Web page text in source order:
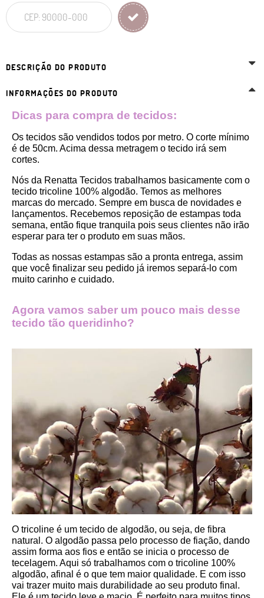
DESCRIÇÃO DO PRODUTO
INFORMAÇÕES DO PRODUTO
Dicas para compra de tecidos:
Os tecidos são vendidos todos por metro. O corte mínimo
é de 50cm. Acima dessa metragem o tecido irá sem
cortes.
Nós da Renatta Tecidos trabalhamos basicamente com o
tecido tricoline 100% algodão. Temos as melhores
marcas do mercado. Sempre em busca de novidades e
lançamentos. Recebemos reposição de estampas toda
semana, então fique tranquila pois seus clientes não irão
esperar para ter o produto em suas mãos.
Todas as nossas estampas são a pronta entrega, assim
que você finalizar seu pedido já iremos separá-lo com
muito carinho e cuidado.
Agora vamos saber um pouco mais desse
tecido tão queridinho?
O tricoline é um tecido de algodão, ou seja, de fibra
natural. O algodão passa pelo processo de fiação, dando
assim forma aos fios e então se inicia o processo de
tecelagem. Aqui só trabalhamos com o tricoline 100%
algodão, afinal é o que tem maior qualidade. E com isso
vai trazer muito mais durabilidade ao seu produto final.